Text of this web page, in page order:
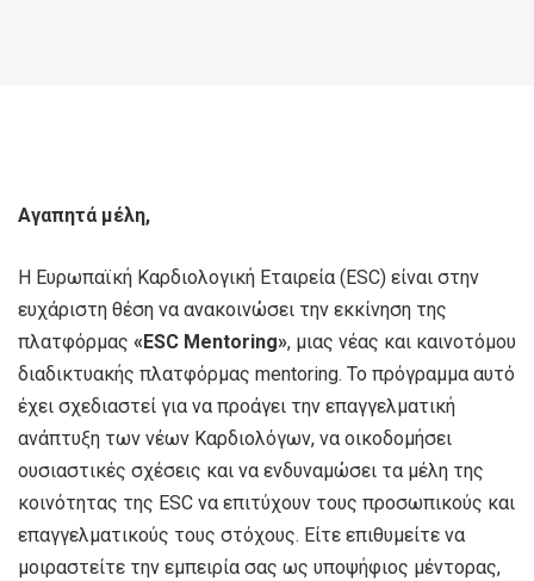
Αγαπητά μέλη,
Η Ευρωπαϊκή Καρδιολογική Εταιρεία (ESC) είναι στην
ευχάριστη θέση να ανακοινώσει την εκκίνηση της
πλατφόρμας «ESC Mentoring», μιας νέας και καινοτόμου
διαδικτυακής πλατφόρμας mentoring. Το πρόγραμμα αυτό
έχει σχεδιαστεί για να προάγει την επαγγελματική
ανάπτυξη των νέων Καρδιολόγων, να οικοδομήσει
ουσιαστικές σχέσεις και να ενδυναμώσει τα μέλη της
κοινότητας της ESC να επιτύχουν τους προσωπικούς και
επαγγελματικούς τους στόχους. Είτε επιθυμείτε να
μοιραστείτε την εμπειρία σας ως υποψήφιος μέντορας,